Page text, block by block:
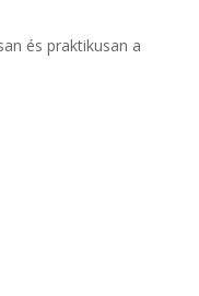
és praktikusan a